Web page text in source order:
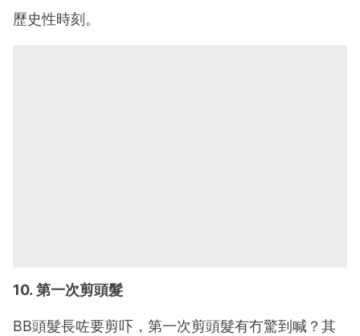
歷史性時刻。
10. 第一次剪頭髮
BB頭髮長咗要剪吓，第一次剪頭髮有冇驚到喊？其